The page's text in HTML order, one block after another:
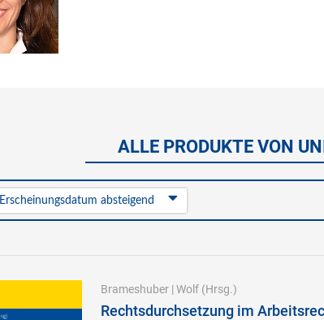
ALLE PRODUKTE VON
Erscheinungsdatum absteigend
Brameshuber| Wolf(Hrsg.)
Rechtsdurchsetzung im